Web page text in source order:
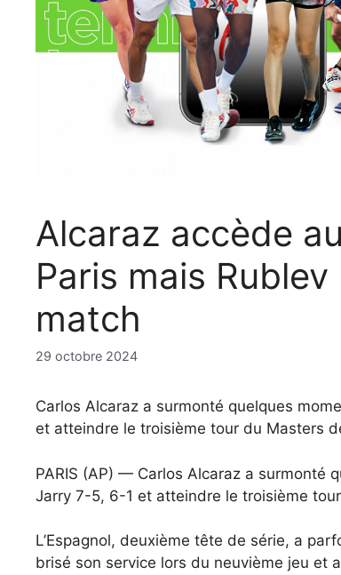
Alcaraz accède
Paris mais
match
29 octobre 2024
Carlos Alcaraz a surmonté quelques
et atteindre le troisième tour du Masters
PARIS (AP) — Carlos Alcaraz a surmonté
Jarry 7-5, 6-1 et atteindre le troisième
L’Espagnol, deuxième tête de série, a
brisé son service lors du neuvième jeu et